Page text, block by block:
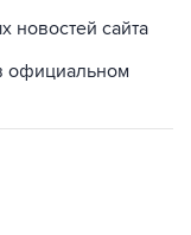
новостей сайта
официальном